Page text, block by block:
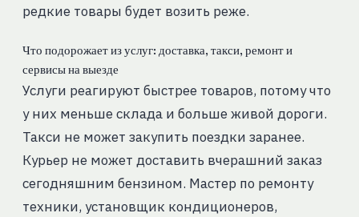
редкие товары будет возить реже.
Что подорожает из услуг: доставка, такси, ремонт и
сервисы на выезде
Услуги реагируют быстрее товаров, потому что
у них меньше склада и больше живой дороги.
Такси не может закупить поездки заранее.
Курьер не может доставить вчерашний заказ
сегодняшним бензином. Мастер по ремонту
техники, установщик кондиционеров,